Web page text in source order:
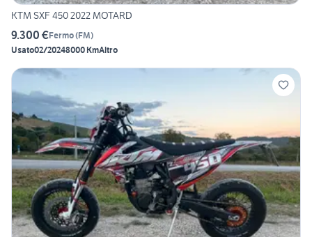
KTM SXF 450 2022 MOTARD
9.300 €Fermo(FM)
Usato02/20248000 KmAltro